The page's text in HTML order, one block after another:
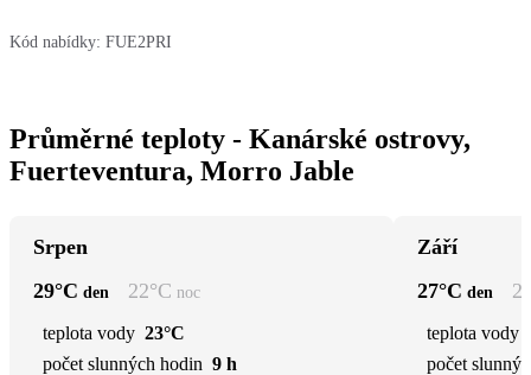
Kód nabídky: FUE2PRI
Průměrné teploty - Kanárské ostrovy,
Fuerteventura, Morro Jable
Srpen
29°C den 22°C noc
teplota vody 23°C
počet slunných hodin 9 h
Září
27°C den
teplota vody
počet